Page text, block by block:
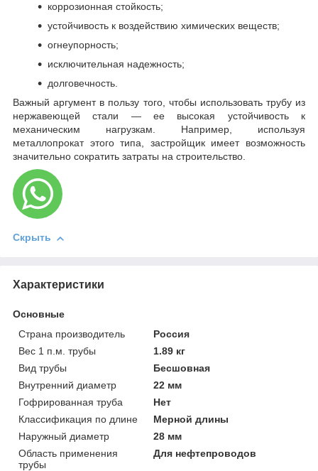
коррозионная стойкость;
устойчивость к воздействию химических веществ;
огнеупорность;
исключительная надежность;
долговечность.
Важный аргумент в пользу того, чтобы использовать трубу из
нержавеющей стали — ее высокая устойчивость к
механическим нагрузкам. Например, используя
металлопрокат этого типа, застройщик имеет возможность
значительно сократить затраты на строительство.
Скрыть
Характеристики
Основные
Страна производитель
Россия
Вес 1 п.м. трубы
1.89 кг
Вид трубы
Бесшовная
Внутренний диаметр
22 мм
Гофрированная труба
Нет
Классификация по длине
Мерной длины
Наружный диаметр
28 мм
Область применения
трубы
Для нефтепроводов